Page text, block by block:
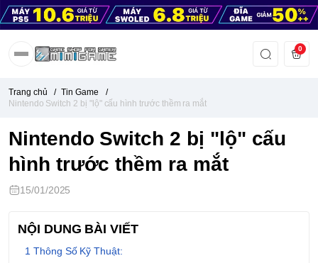
0
Trang chủ / Tin Game
/
Nintendo Switch 2 bị "lộ" cấu hình trước thềm ra mắt
Nintendo Switch 2 bị "lộ" cấu
hình trước thềm ra mắt
15/01/2025
NỘI DUNG BÀI VIẾT
Thông Số Kỹ Thuật: